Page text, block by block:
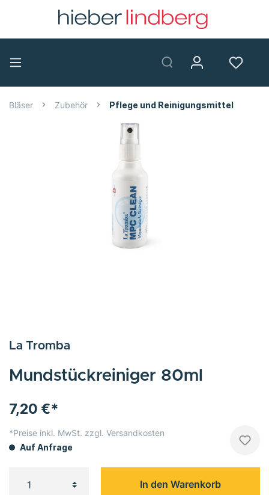
Bläser Zubehör Pflege und Reinigungsmittel
7,20 €*
*Preise inkl. MwSt. zzgl. Versandkosten
Auf Anfrage
In den Warenkorb
La Tromba
Mundstückreiniger 80ml